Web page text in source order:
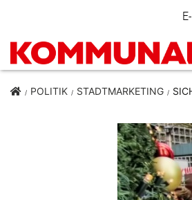
POLITIK STADTMARKETING